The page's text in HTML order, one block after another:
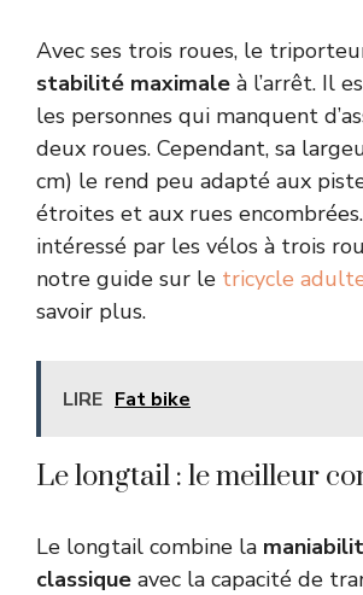
Avec ses trois roues, le
stabilité maximale à l’arrêt. Il
les personnes qui manquent
deux roues. Cependant, sa
cm) le rend peu adapté aux
étroites et aux rues
intéressé par les vélos à trois
notre guide sur le tricycle
savoir plus.
LIRE Fat bike
Le longtail : le meilleur
Le longtail combine la
classique avec la capacité de